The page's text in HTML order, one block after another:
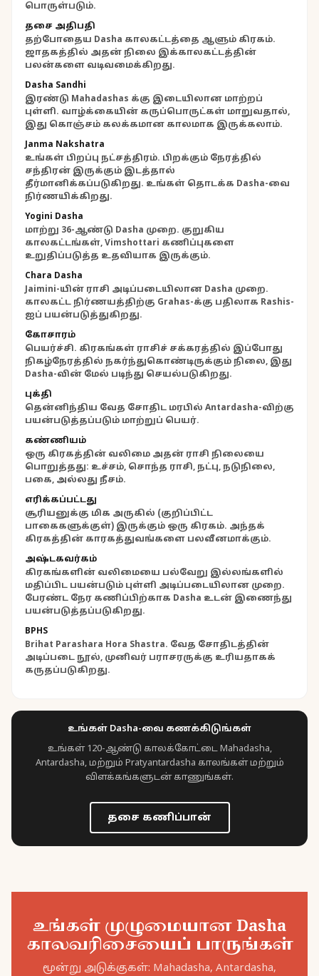
பொருள்படும்.
தசை அதிபதி
தற்போதைய Dasha காலகட்டத்தை ஆளும் கிரகம்.
ஜாதகத்தில் அதன் நிலை இக்காலகட்டத்தின்
பலன்களை வடிவமைக்கிறது.
Dasha Sandhi
இரண்டு Mahadashas க்கு இடையிலான மாற்றப்
புள்ளி. வாழ்க்கையின் கருப்பொருட்கள் மாறுவதால்,
இது கொஞ்சம் கலக்கமான காலமாக இருக்கலாம்.
Janma Nakshatra
உங்கள் பிறப்பு நட்சத்திரம். பிறக்கும் நேரத்தில்
சந்திரன் இருக்கும் இடத்தால்
தீர்மானிக்கப்படுகிறது. உங்கள் தொடக்க Dasha-வை
நிர்ணயிக்கிறது.
Yogini Dasha
மாற்று 36-ஆண்டு Dasha முறை. குறுகிய
காலகட்டங்கள், Vimshottari கணிப்புகளை
உறுதிப்படுத்த உதவியாக இருக்கும்.
Chara Dasha
Jaimini-யின் ராசி அடிப்படையிலான Dasha முறை.
காலகட்ட நிர்ணயத்திற்கு Grahas-க்கு பதிலாக Rashis-
ஐப் பயன்படுத்துகிறது.
கோசாரம்
பெயர்ச்சி. கிரகங்கள் ராசிச் சக்கரத்தில் இப்போது
நிகழ்நேரத்தில் நகர்ந்துகொண்டிருக்கும் நிலை, இது
Dasha-வின் மேல் படிந்து செயல்படுகிறது.
புக்தி
தென்னிந்திய வேத சோதிட மரபில் Antardasha-விற்கு
பயன்படுத்தப்படும் மாற்றுப் பெயர்.
கண்ணியம்
ஒரு கிரகத்தின் வலிமை அதன் ராசி நிலையை
பொறுத்தது: உச்சம், சொந்த ராசி, நட்பு, நடுநிலை,
பகை, அல்லது நீசம்.
எரிக்கப்பட்டது
சூரியனுக்கு மிக அருகில் (குறிப்பிட்ட
பாகைகளுக்குள்) இருக்கும் ஒரு கிரகம். அந்தக்
கிரகத்தின் காரகத்துவங்களை பலவீனமாக்கும்.
அஷ்டகவர்கம்
கிரகங்களின் வலிமையை பல்வேறு இல்லங்களில்
மதிப்பிட பயன்படும் புள்ளி அடிப்படையிலான முறை.
பேரண்ட நேர கணிப்பிற்காக Dasha உடன் இணைந்து
பயன்படுத்தப்படுகிறது.
BPHS
Brihat Parashara Hora Shastra. வேத சோதிடத்தின்
அடிப்படை நூல், முனிவர் பராசரருக்கு உரியதாகக்
கருதப்படுகிறது.
உங்கள் Dasha-வை கணக்கிடுங்கள்
உங்கள் 120-ஆண்டு காலக்கோட்டை Mahadasha,
Antardasha, மற்றும் Pratyantardasha காலங்கள் மற்றும்
விளக்கங்களுடன் காணுங்கள்.
தசை கணிப்பான்
உங்கள் முழுமையான Dasha
காலவரிசையைப் பாருங்கள்
மூன்று அடுக்குகள்: Mahadasha, Antardasha,